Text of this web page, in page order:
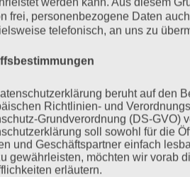
Urteil. Der
und die
frei, personenbezogene Daten
telefonisch, an uns zu
beruht auf den
Richtlinien- und
Grundverordnung (DS-GVO)
soll sowohl für die
und Geschäftspartner einfach
gewährleisten, möchten wir vorab
erläutern.